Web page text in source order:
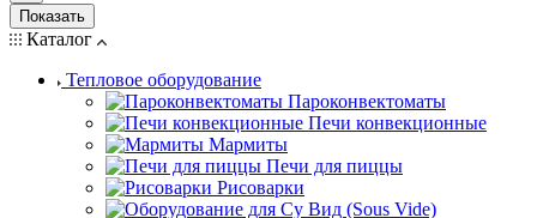
Показать
Каталог
Тепловое оборудование
Пароконвектоматы
Печи конвекционные
Мармиты
Печи для пиццы
Рисоварки